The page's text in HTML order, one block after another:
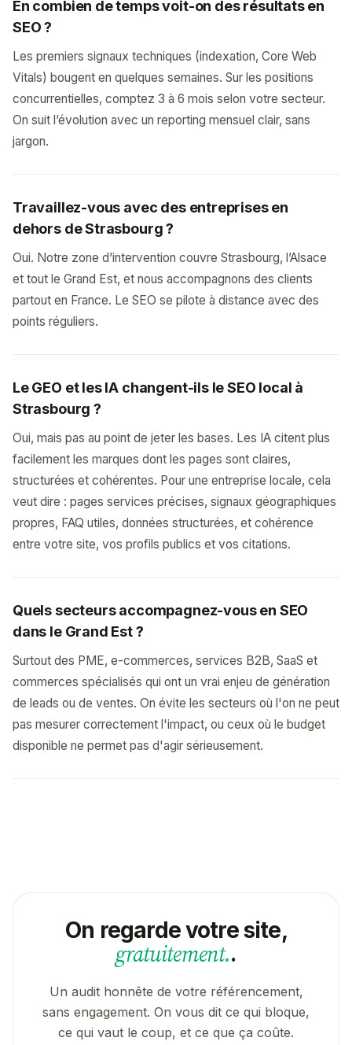
En combien de temps voit-on des résultats en
SEO ?
Les premiers signaux techniques (indexation, Core Web
Vitals) bougent en quelques semaines. Sur les positions
concurrentielles, comptez 3 à 6 mois selon votre secteur.
On suit l’évolution avec un reporting mensuel clair, sans
jargon.
Travaillez-vous avec des entreprises en
dehors de Strasbourg ?
Oui. Notre zone d’intervention couvre Strasbourg, l’Alsace
et tout le Grand Est, et nous accompagnons des clients
partout en France. Le SEO se pilote à distance avec des
points réguliers.
Le GEO et les IA changent-ils le SEO local à
Strasbourg ?
Oui, mais pas au point de jeter les bases. Les IA citent plus
facilement les marques dont les pages sont claires,
structurées et cohérentes. Pour une entreprise locale, cela
veut dire : pages services précises, signaux géographiques
propres, FAQ utiles, données structurées, et cohérence
entre votre site, vos profils publics et vos citations.
Quels secteurs accompagnez-vous en SEO
dans le Grand Est ?
Surtout des PME, e-commerces, services B2B, SaaS et
commerces spécialisés qui ont un vrai enjeu de génération
de leads ou de ventes. On évite les secteurs où l'on ne peut
pas mesurer correctement l'impact, ou ceux où le budget
disponible ne permet pas d'agir sérieusement.
On regarde votre site,
gratuitement..
Un audit honnête de votre référencement,
sans engagement. On vous dit ce qui bloque,
ce qui vaut le coup, et ce que ça coûte.